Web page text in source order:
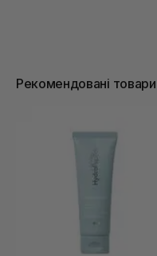
Рекомендовані товари